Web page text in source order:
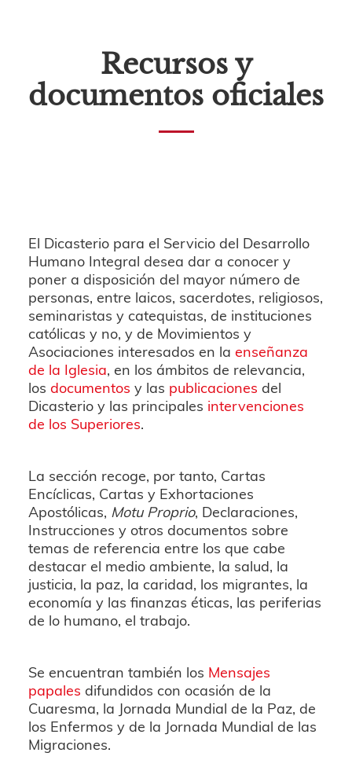
Recursos y
documentos oficiales
El Dicasterio para el Servicio del Desarrollo
Humano Integral desea dar a conocer y
poner a disposición del mayor número de
personas, entre laicos, sacerdotes, religiosos,
seminaristas y catequistas, de instituciones
católicas y no, y de Movimientos y
Asociaciones interesados en la enseñanza
de la Iglesia, en los ámbitos de relevancia,
los documentos y las publicaciones del
Dicasterio y las principales intervenciones
de los Superiores.
La sección recoge, por tanto, Cartas
Encíclicas, Cartas y Exhortaciones
Apostólicas, Motu Proprio, Declaraciones,
Instrucciones y otros documentos sobre
temas de referencia entre los que cabe
destacar el medio ambiente, la salud, la
justicia, la paz, la caridad, los migrantes, la
economía y las finanzas éticas, las periferias
de lo humano, el trabajo.
Se encuentran también los Mensajes
papales difundidos con ocasión de la
Cuaresma, la Jornada Mundial de la Paz, de
los Enfermos y de la Jornada Mundial de las
Migraciones.